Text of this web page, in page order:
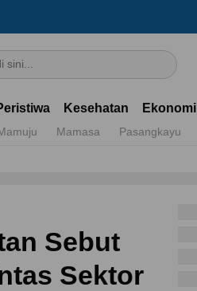
Kesehatan Ekonomi
Mamasa Pasangkayu
Sebut
Sektor